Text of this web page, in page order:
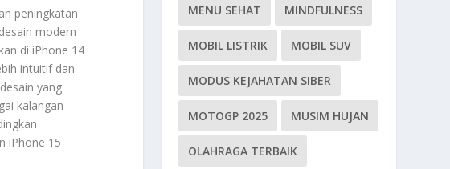
peningkatan
modern
di iPhone 14
intuitif dan
yang
kalangan
iPhone 15
MENU SEHAT MINDFULNESS
MOBIL LISTRIK MOBIL SUV
MODUS KEJAHATAN SIBER
MOTOGP 2025 MUSIM HUJAN
OLAHRAGA TERBAIK